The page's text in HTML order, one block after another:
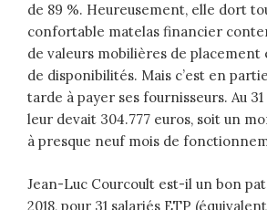
de 89 %. Heureusement, elle dort
confortable matelas financier
de valeurs mobilières de placement
de disponibilités. Mais c’est en
tarde à payer ses fournisseurs. Au
leur devait 304.777 euros, soit un
à presque neuf mois de
Jean-Luc Courcoult est-il un bon
2018, pour 31 salariés ETP